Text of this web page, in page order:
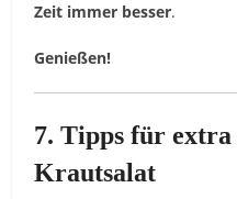
Zeit immer besser.
Genießen!
7.Tippsfür
Krautsalat